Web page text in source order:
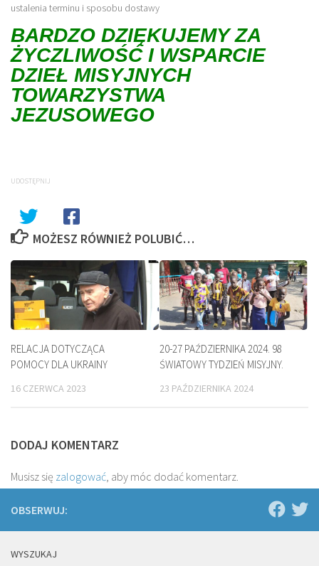
ustalenia terminu i sposobu dostawy
BARDZO DZIĘKUJEMY ZA
ŻYCZLIWOŚĆ I WSPARCIE
DZIEŁ MISYJNYCH
TOWARZYSTWA
JEZUSOWEGO
UDOSTĘPNIJ
MOŻESZ RÓWNIEŻ POLUBIĆ…
RELACJA DOTYCZĄCA
POMOCY DLA UKRAINY
16 CZERWCA 2023
20-27 PAŹDZIERNIKA 2024. 98
ŚWIATOWY TYDZIEŃ MISYJNY.
23 PAŹDZIERNIKA 2024
DODAJ KOMENTARZ
Musisz się zalogować , aby móc dodać komentarz.
OBSERWUJ:
WYSZUKAJ